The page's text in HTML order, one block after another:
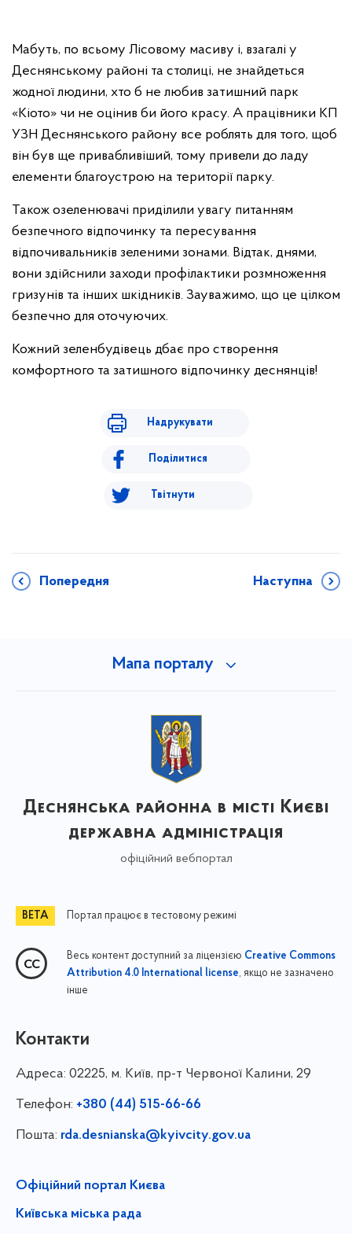
Мабуть, по всьому Лісовому масиву і, взагалі у
Деснянському районі та столиці, не знайдеться
жодної людини, хто б не любив затишний парк
«Кіото» чи не оцінив би його красу. А працівники КП
УЗН Деснянського району все роблять для того, щоб
він був ще привабливіший, тому привели до ладу
елементи благоустрою на території парку.
Також озеленювачі приділили увагу питанням
безпечного відпочинку та пересування
відпочивальників зеленими зонами. Відтак, днями,
вони здійснили заходи профілактики розмноження
гризунів та інших шкідників. Зауважимо, що це цілком
безпечно для оточуючих.
Кожний зеленбудівець дбає про створення
комфортного та затишного відпочинку деснянців!
Надрукувати
Поділитися
Твітнути
Попередня Наступна
Мапа порталу
Деснянська районна в місті Києві
державна адміністрація
офіційний вебпортал
Портал працює в тестовому режимі
Весь контент доступний за ліцензією Creative Commons
Attribution 4.0 International license, якщо не зазначено
інше
Контакти
Адреса: 02225, м. Київ, пр-т Червоної Калини, 29
Телефон: +380 (44) 515-66-66
Пошта: rda.desnianska@kyivcity.gov.ua
Офіційний портал Києва
Київська міська рада